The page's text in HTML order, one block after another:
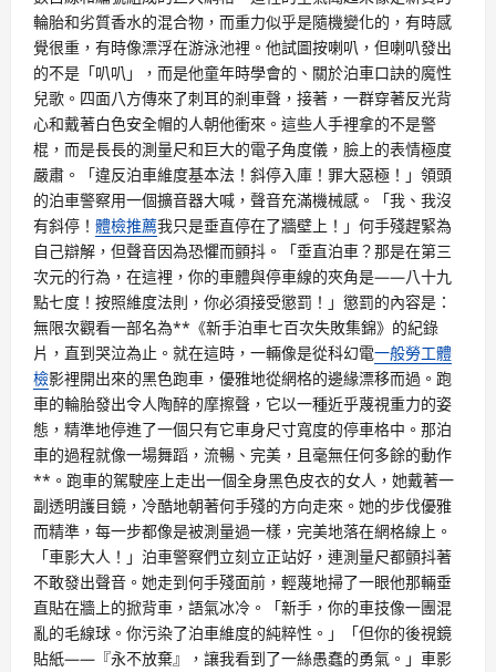
輪胎和劣質香水的混合物，而重力似乎是隨機變化的，有時感
覺很重，有時像漂浮在游泳池裡。他試圖按喇叭，但喇叭發出
的不是「叭叭」，而是他童年時學會的、關於泊車口訣的魔性
兒歌。四面八方傳來了刺耳的剎車聲，接著，一群穿著反光背
心和戴著白色安全帽的人朝他衝來。這些人手裡拿的不是警
棍，而是長長的測量尺和巨大的電子角度儀，臉上的表情極度
嚴肅。「違反泊車維度基本法！斜停入庫！罪大惡極！」領頭
的泊車警察用一個擴音器大喊，聲音充滿機械感。「我、我沒
有斜停！ 體檢推薦我只是垂直停在了牆壁上！」何手殘趕緊為
自己辯解，但聲音因為恐懼而顫抖。「垂直泊車？那是在第三
次元的行為，在這裡，你的車體與停車線的夾角是——八十九
點七度！按照維度法則，你必須接受懲罰！」懲罰的內容是：
無限次觀看一部名為**《新手泊車七百次失敗集錦》的紀錄
片，直到哭泣為止。就在這時，一輛像是從科幻電一般勞工體
檢影裡開出來的黑色跑車，優雅地從網格的邊緣漂移而過。跑
車的輪胎發出令人陶醉的摩擦聲，它以一種近乎蔑視重力的姿
態，精準地停進了一個只有它車身尺寸寬度的停車格中。那泊
車的過程就像一場舞蹈，流暢、完美，且毫無任何多餘的動作
**。跑車的駕駛座上走出一個全身黑色皮衣的女人，她戴著一
副透明護目鏡，冷酷地朝著何手殘的方向走來。她的步伐優雅
而精準，每一步都像是被測量過一樣，完美地落在網格線上。
「車影大人！」泊車警察們立刻立正站好，連測量尺都顫抖著
不敢發出聲音。她走到何手殘面前，輕蔑地掃了一眼他那輛垂
直貼在牆上的掀背車，語氣冰冷。「新手，你的車技像一團混
亂的毛線球。你污染了泊車維度的純粹性。」「但你的後視鏡
貼紙——『永不放棄』，讓我看到了一絲愚蠢的勇氣。」車影